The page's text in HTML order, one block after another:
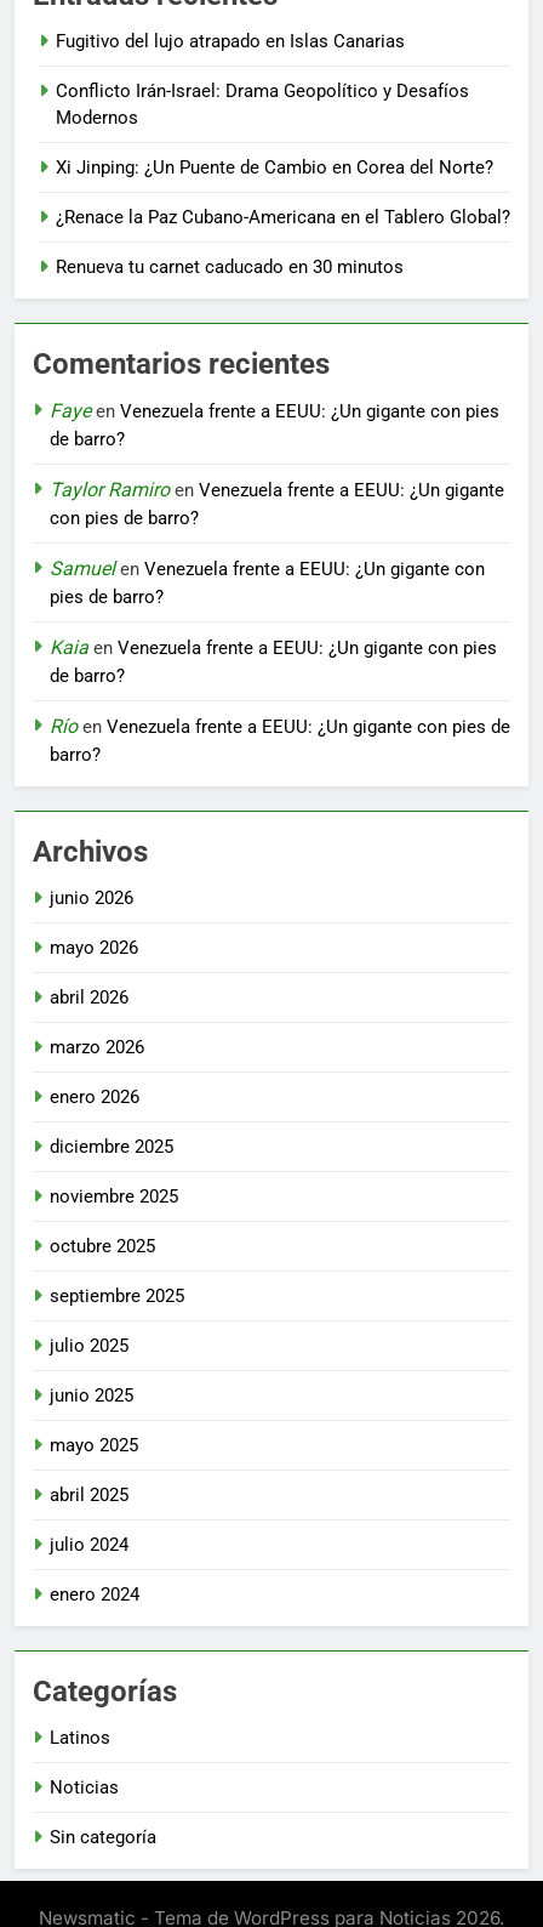
Fugitivo del lujo atrapado en Islas Canarias
Conflicto Irán-Israel: Drama Geopolítico y Desafíos
Modernos
Xi Jinping: ¿Un Puente de Cambio en Corea del Norte?
¿Renace la Paz Cubano-Americana en el Tablero Global?
Renueva tu carnet caducado en 30 minutos
Comentarios recientes
Fayeen Venezuela frente a EEUU: ¿Un gigante con pies
de barro?
Taylor Ramiroen Venezuela frente a EEUU: ¿Un gigante
con pies de barro?
Samuelen Venezuela frente a EEUU: ¿Un gigante con
pies de barro?
Kaia en Venezuela frente a EEUU: ¿Un gigante con pies
de barro?
Ríoen Venezuela frente a EEUU: ¿Un gigante con pies de
barro?
Archivos
junio 2026
mayo 2026
abril 2026
marzo 2026
enero 2026
diciembre 2025
noviembre 2025
octubre 2025
septiembre 2025
julio 2025
junio 2025
mayo 2025
abril 2025
julio 2024
enero 2024
Categorías
Latinos
Noticias
Sin categoría
Newsmatic - Tema de WordPress para Noticias 2026.